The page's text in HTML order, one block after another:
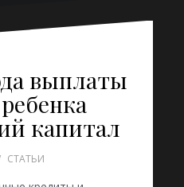
выплаты
капитал
СТАТЬИ